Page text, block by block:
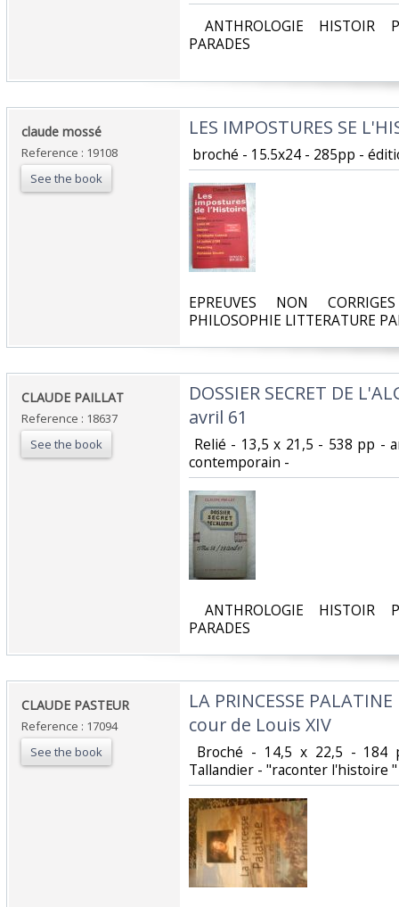
ANTHROLOGIE HISTOIR
PARADES‎
‎claude mossé‎
Reference : 19108
See the book
‎LES IMPOSTURES SE
broché - 15.5x24 - 285pp -
‎EPREUVES NON
PHILOSOPHIE LITTERATURE
‎CLAUDE PAILLAT‎
Reference : 18637
See the book
‎DOSSIER SECRET DE
avril 61 ‎
Relié - 13,5 x 21,5 - 538 pp -
contemporain - ‎
ANTHROLOGIE HISTOIR
PARADES‎
‎CLAUDE PASTEUR ‎
Reference : 17094
See the book
‎LA PRINCESSE
cour de Louis XIV ‎
Broché - 14,5 x 22,5 -
Tallandier - "raconter l'histoire "‎